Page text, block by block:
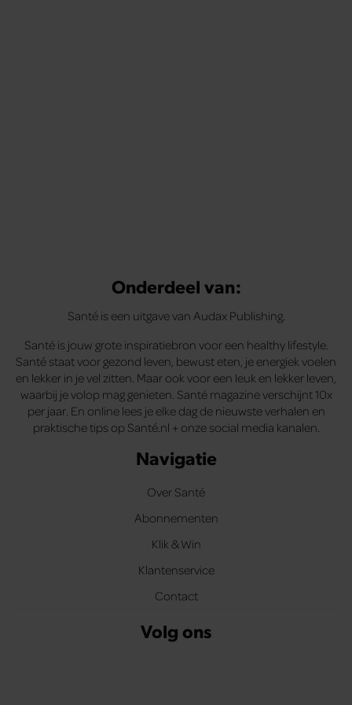
Onderdeel van:
Santé is een uitgave van Audax Publishing.
Santé is jouw grote inspiratiebron voor een healthy lifestyle.
Santé staat voor gezond leven, bewust eten, je energiek voelen
en lekker in je vel zitten. Maar ook voor een leuk en lekker leven,
waarbij je volop mag genieten. Santé magazine verschijnt 10x
per jaar. En online lees je elke dag de nieuwste verhalen en
praktische tips op Santé.nl + onze social media kanalen.
Navigatie
Over Santé
Abonnementen
Klik & Win
Klantenservice
Contact
Volg ons